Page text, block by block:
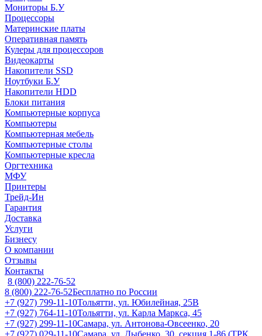
Мониторы Б.У
Процессоры
Материнские платы
Оперативная память
Кулеры для процессоров
Видеокарты
Накопители SSD
Ноутбуки Б.У
Накопители HDD
Блоки питания
Компьютерные корпуса
Компьютеры
Компьютерная мебель
Компьютерные столы
Компьютерные кресла
Оргтехника
МФУ
Принтеры
Трейд-Ин
Гарантия
Доставка
Услуги
Бизнесу
О компании
Отзывы
Контакты
8 (800) 222-76-52
8 (800) 222-76-52Бесплатно по России
+7 (927) 799-11-10Тольятти, ул. Юбилейная, 25В
+7 (927) 764-11-10Тольятти, ул. Карла Маркса, 45
+7 (927) 299-11-10Самара, ул. Антонова-Овсеенко, 20
+7 (927) 029-11-10Самара, ул. Дыбенко, 30, секция 1-86 (ТРК